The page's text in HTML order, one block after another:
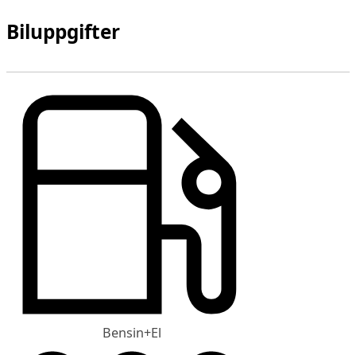
Biluppgifter
Bensin+El